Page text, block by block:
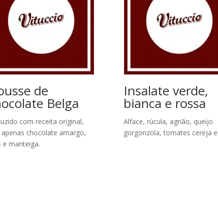
de
Belga
com receita original,
chocolate amargo,
e manteiga.
Insalate verde,
bianca e rossa
Alface, rúcula, agrião, queijo
gorgonzola, tomates cereja